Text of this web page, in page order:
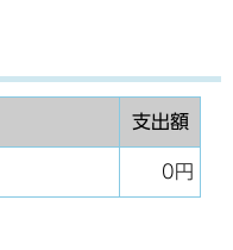
支出額
0円